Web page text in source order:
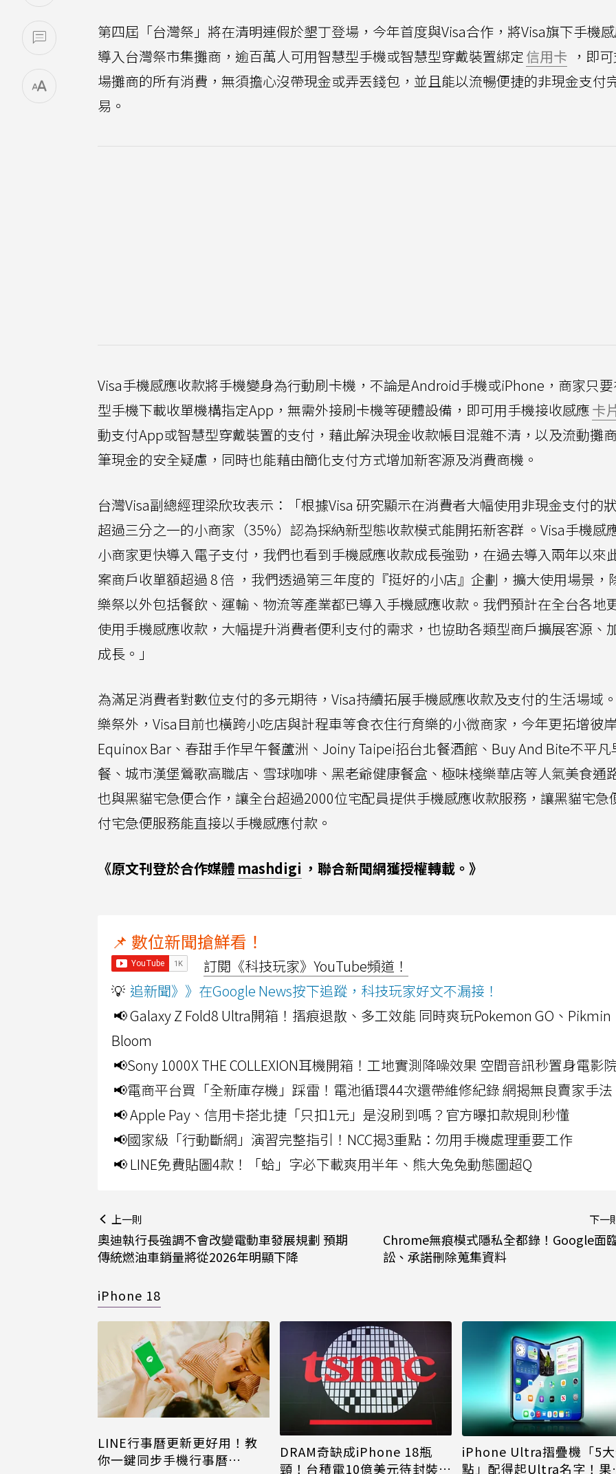
第四屆「台灣祭」將在清明連假於墾丁登場，今年首度與Visa合作，將Visa旗下手機
導入台灣祭市集攤商，逾百萬人可用智慧型手機或智慧型穿戴裝置綁定 信用卡 ，即
場攤商的所有消費，無須擔心沒帶現金或弄丟錢包，並且能以流暢便捷的非現金支付
易。
Visa手機感應收款將手機變身為行動刷卡機，不論是Android手機或iPhone，商家只
型手機下載收單機構指定App，無需外接刷卡機等硬體設備，即可用手機接收感應卡
動支付App或智慧型穿戴裝置的支付，藉此解決現金收款帳目混雜不清，以及流動攤
筆現金的安全疑慮，同時也能藉由簡化支付方式增加新客源及消費商機。
台灣Visa副總經理梁欣玫表示：「根據Visa 研究顯示在消費者大幅使用非現金支付的
超過三分之一的小商家（35%）認為採納新型態收款模式能開拓新客群 。Visa手機感
小商家更快導入電子支付，我們也看到手機感應收款成長強勁，在過去導入兩年以來
案商戶收單額超過 8 倍 ，我們透過第三年度的『挺好的小店』企劃，擴大使用場景，
樂祭以外包括餐飲、運輸、物流等產業都已導入手機感應收款。我們預計在全台各地
使用手機感應收款，大幅提升消費者便利支付的需求，也協助各類型商戶擴展客源、
成長。」
為滿足消費者對數位支付的多元期待，Visa持續拓展手機感應收款及支付的生活場域
樂祭外，Visa目前也橫跨小吃店與計程車等食衣住行育樂的小微商家，今年更拓增彼
Equinox Bar、春甜手作早午餐蘆洲、Joiny Taipei招台北餐酒館、Buy And Bite不平凡
餐、城市漢堡鶯歌高職店、雪球咖啡、黑老爺健康餐盒、極味棧樂華店等人氣美食通
也與黑貓宅急便合作，讓全台超過2000位宅配員提供手機感應收款服務，讓黑貓宅急
付宅急便服務能直接以手機感應付款。
《原文刊登於合作媒體 mashdigi ，聯合新聞網獲授權轉載。》
📌 數位新聞搶鮮看！
訂閱《科技玩家》YouTube頻道！
💡 追新聞》》在Google News按下追蹤，科技玩家好文不漏接！
📢 Galaxy Z Fold8 Ultra開箱！摺痕退散、多工效能 同時爽玩Pokemon GO、Pikmin
Bloom
📢Sony 1000X THE COLLEXION耳機開箱！工地實測降噪效果 空間音訊秒置身電影
📢電商平台買「全新庫存機」踩雷！電池循環44次還帶維修紀錄 網揭無良賣家手法
📢 Apple Pay、信用卡搭北捷「只扣1元」是沒刷到嗎？官方曝扣款規則秒懂
📢國家級「行動斷網」演習完整指引！NCC揭3重點：勿用手機處理重要工作
📢 LINE免費貼圖4款！「蛤」字必下載爽用半年、熊大兔兔動態圖超Q
上一則
奧迪執行長強調不會改變電動車發展規劃 預期
傳統燃油車銷量將從2026年明顯下降
下一
Chrome無痕模式隱私全都錄！Google面
訟、承諾刪除蒐集資料
iPhone 18
LINE行事曆更新更好用！教
你一鍵同步手機行事曆
DRAM奇缺成iPhone 18瓶
頸！台積電10億美元待封裝晶
iPhone Ultra摺疊機「5
點」配得起Ultra名字！果